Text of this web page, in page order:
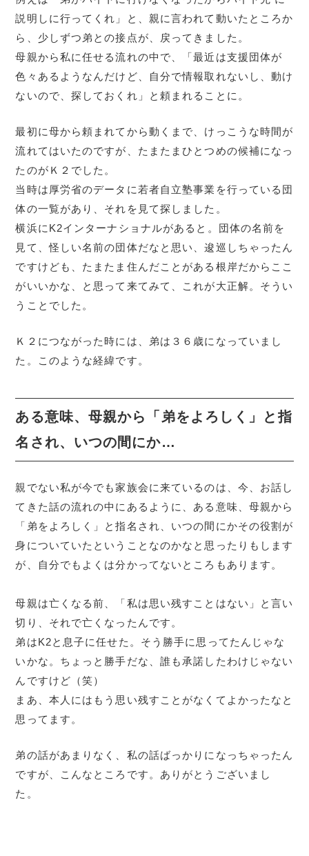
説明しに行ってくれ」と、親に言われて動いたところか
ら、少しずつ弟との接点が、戻ってきました。
母親から私に任せる流れの中で、「最近は支援団体が
色々あるようなんだけど、自分で情報取れないし、動け
ないので、探しておくれ」と頼まれることに。
最初に母から頼まれてから動くまで、けっこうな時間が
流れてはいたのですが、たまたまひとつめの候補になっ
たのがＫ２でした。
当時は厚労省のデータに若者自立塾事業を行っている団
体の一覧があり、それを見て探しました。
横浜にK2インターナショナルがあると。団体の名前を
見て、怪しい名前の団体だなと思い、逡巡しちゃったん
ですけども、たまたま住んだことがある根岸だからここ
がいいかな、と思って来てみて、これが大正解。そうい
うことでした。
Ｋ２につながった時には、弟は３６歳になっていまし
た。このような経緯です。
ある意味、母親から「弟をよろしく」と指
名され、いつの間にか…
親でない私が今でも家族会に来ているのは、今、お話し
てきた話の流れの中にあるように、ある意味、母親から
「弟をよろしく」と指名され、いつの間にかその役割が
身についていたということなのかなと思ったりもします
が、自分でもよくは分かってないところもあります。
母親は亡くなる前、「私は思い残すことはない」と言い
切り、それで亡くなったんです。
弟はK2と息子に任せた。そう勝手に思ってたんじゃな
いかな。ちょっと勝手だな、誰も承諾したわけじゃない
んですけど（笑）
まあ、本人にはもう思い残すことがなくてよかったなと
思ってます。
弟の話があまりなく、私の話ばっかりになっちゃったん
ですが、こんなところです。ありがとうございまし
た。